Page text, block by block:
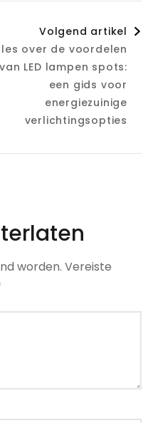
Volgend artikel
over de voordelen
van LED lampen spots:
een gids voor
energiezuinige
verlichtingsopties
worden. Vereiste